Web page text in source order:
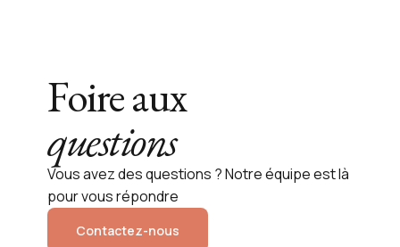
Foire aux
questions
Vous avez des questions ? Notre équipe est là
pour vous répondre
Contactez-nous